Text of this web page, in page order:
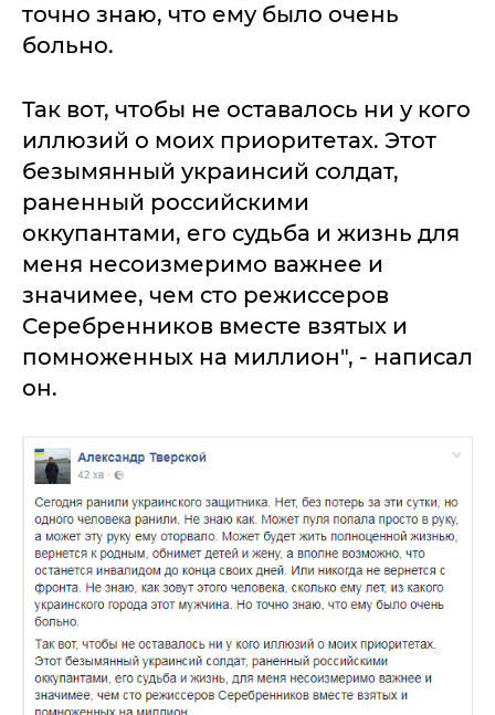
точно знаю, что ему было очень
больно.
Так вот, чтобы не оставалось ни у кого
иллюзий о моих приоритетах. Этот
безымянный украинсий солдат,
раненный российскими
оккупантами, его судьба и жизнь для
меня несоизмеримо важнее и
значимее, чем сто режиссеров
Серебренников вместе взятых и
помноженных на миллион", - написал
он.